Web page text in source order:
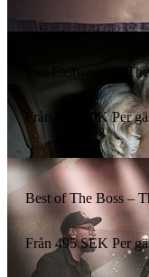
Eva Eastwood &
Från SEK Per
Best of The Boss –
Från 495 SEK Per